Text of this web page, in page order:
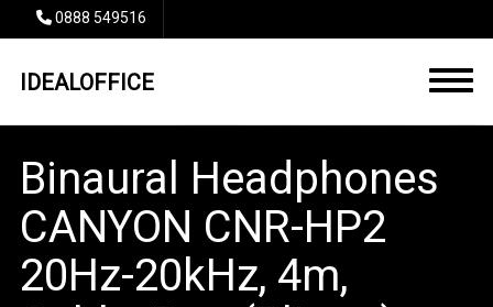
0888 549516
IDEALOFFICE
Binaural Headphones
CANYON CNR-HP2
20Hz-20kHz, 4m,